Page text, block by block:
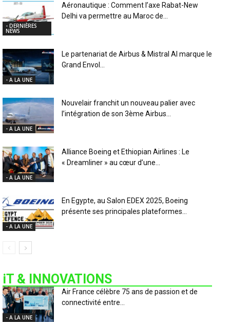
- DERNIÈRES
NEWS
Aéronautique : Comment l’axe Rabat-New
Delhi va permettre au Maroc de...
- A LA UNE
Le partenariat de Airbus & Mistral AI marque le
Grand Envol...
- A LA UNE
Nouvelair franchit un nouveau palier avec
l’intégration de son 3ème Airbus...
- A LA UNE
Alliance Boeing et Ethiopian Airlines : Le
« Dreamliner » au cœur d’une...
- A LA UNE
En Egypte, au Salon EDEX 2025, Boeing
présente ses principales plateformes...
iT & INNOVATIONS
- A LA UNE
Air France célèbre 75 ans de passion et de
connectivité entre...